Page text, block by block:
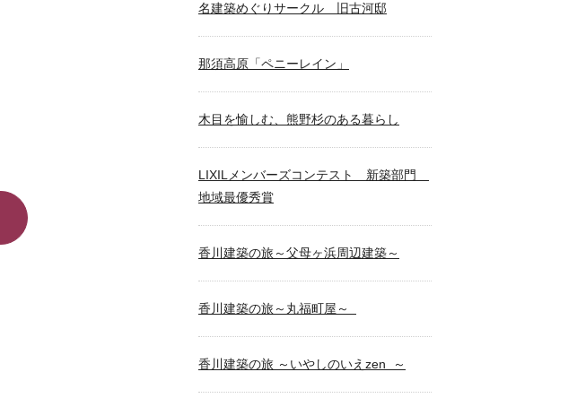
名建築めぐりサークル 旧古河邸
那須高原「ペニーレイン」
木目を愉しむ、熊野杉のある暮らし
LIXILメンバーズコンテスト 新築部門
地域最優秀賞
香川建築の旅～父母ヶ浜周辺建築～
香川建築の旅～丸福町屋～
香川建築の旅 ～いやしのいえzen ～